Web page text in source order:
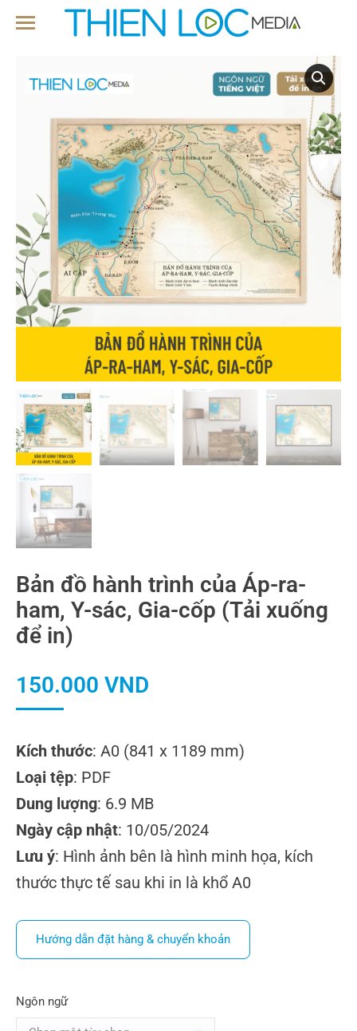
Bản đồ hành trình của Áp-ra-
ham, Y-sác, Gia-cốp (Tải xuống
để in)
150.000 VND
Kích thước: A0 (841 x 1189 mm)
Loại tệp: PDF
Dung lượng: 6.9 MB
Ngày cập nhật: 10/05/2024
Lưu ý: Hình ảnh bên là hình minh họa, kích
thước thực tế sau khi in là khổ A0
Hướng dẫn đặt hàng & chuyển khoản
Ngôn ngữ